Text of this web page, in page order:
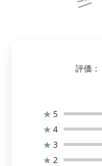
評価：
★ 5
★ 4
★ 3
★ 2